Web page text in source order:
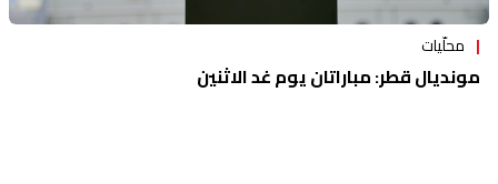
محلّيات
مونديال قطر: مباراتان يوم غد الاثنين